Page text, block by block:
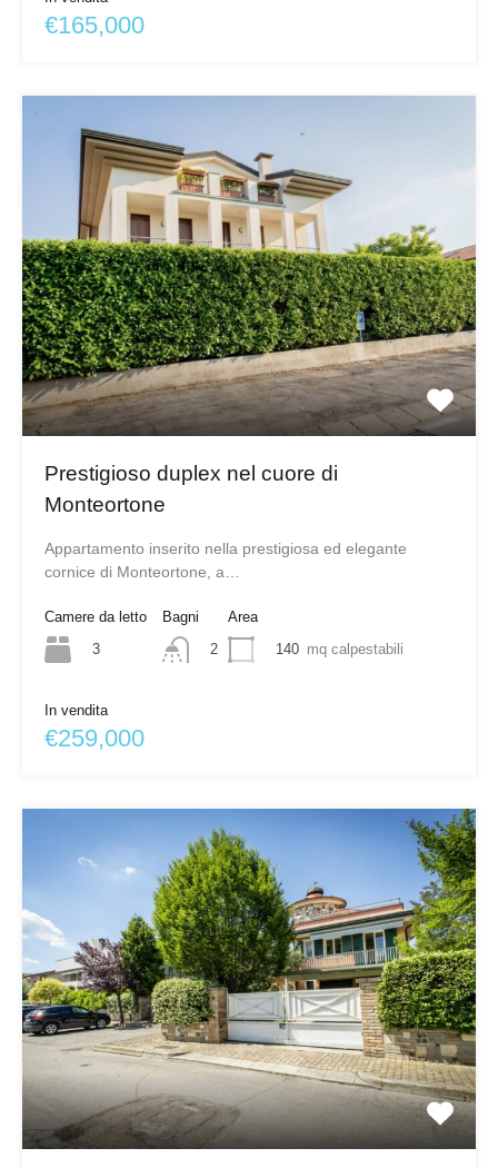
€165,000
Prestigioso duplex nel cuore di
Monteortone
Appartamento inserito nella prestigiosa ed elegante
cornice di Monteortone, a…
Camere da letto
3
Bagni
2
Area
140 mq calpestabili
In vendita
€259,000